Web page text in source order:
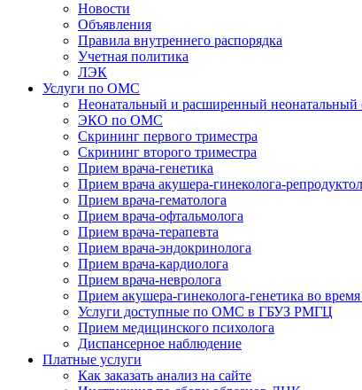
Новости
Объявления
Правила внутреннего распорядка
Учетная политика
ЛЭК
Услуги по ОМС
Неонатальный и расширенный неонатальный
ЭКО по ОМС
Скрининг первого триместра
Скрининг второго триместра
Прием врача-генетика
Прием врача акушера-гинеколога-
Прием врача-гематолога
Прием врача-офтальмолога
Прием врача-терапевта
Прием врача-эндокринолога
Прием врача-кардиолога
Прием врача-невролога
Прием акушера-гинеколога-генетика во
Услуги доступные по ОМС в ГБУЗ РМГЦ
Прием медицинского психолога
Диспансерное наблюдение
Платные услуги
Как заказать анализ на сайте